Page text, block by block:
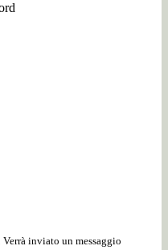
Verrà inviato un messaggio